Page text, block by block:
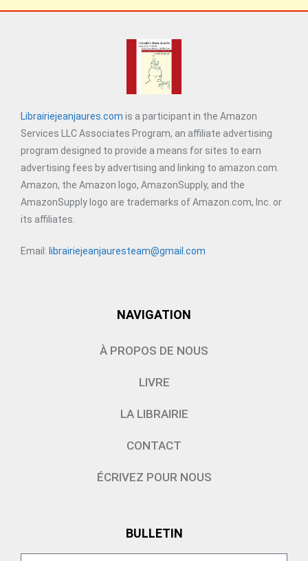
Librairiejeanjaures.com is a participant in the Amazon
Services LLC Associates Program, an affiliate advertising
program designed to provide a means for sites to earn
advertising fees by advertising and linking to amazon.com.
Amazon, the Amazon logo, AmazonSupply, and the
AmazonSupply logo are trademarks of Amazon.com, Inc. or
its affiliates.
Email: librairiejeanjauresteam@gmail.com
NAVIGATION
À PROPOS DE NOUS
LIVRE
LA LIBRAIRIE
CONTACT
ÉCRIVEZ POUR NOUS
BULLETIN